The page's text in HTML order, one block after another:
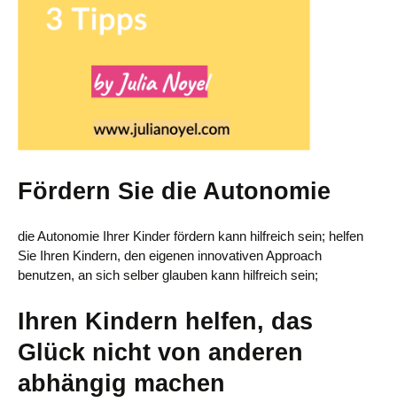
Fördern Sie die Autonomie
die Autonomie Ihrer Kinder fördern kann hilfreich sein; helfen
Sie Ihren Kindern, den eigenen innovativen Approach
benutzen, an sich selber glauben kann hilfreich sein;
Ihren Kindern helfen, das
Glück nicht von anderen
abhängig machen